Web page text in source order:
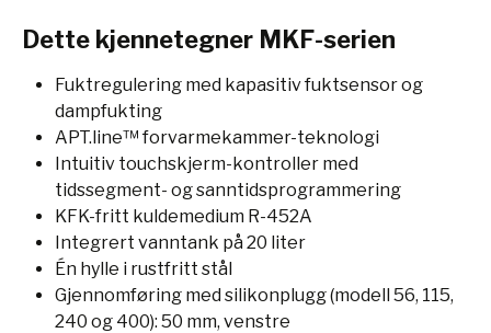
Dette kjennetegner MKF-serien
Fuktregulering med kapasitiv fuktsensor og
dampfukting
APT.line™ forvarmekammer-teknologi
Intuitiv touchskjerm-kontroller med
tidssegment- og sanntidsprogrammering
KFK-fritt kuldemedium R-452A
Integrert vanntank på 20 liter
Én hylle i rustfritt stål
Gjennomføring med silikonplugg (modell 56, 115,
240 og 400): 50 mm, venstre